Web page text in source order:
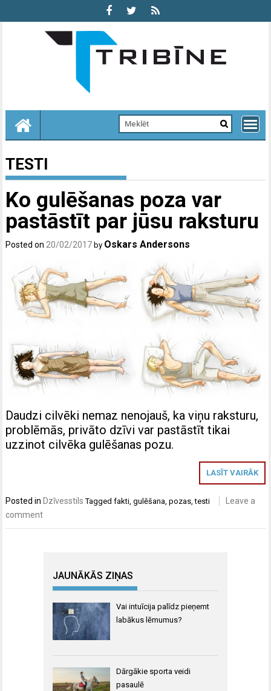
TESTI
Ko gulēšanas poza var
pastāstīt par jūsu raksturu
Posted on20/02/2017 by Oskars Andersons
Daudzi cilvēki nemaz nenojauš, ka viņu raksturu,
problēmās, privāto dzīvi var pastāstīt tikai
uzzinot cilvēka gulēšanas pozu.
LASĪT VAIRĀK
Posted in Dzīvesstils Taggedfakti ,gulēšana ,pozas ,testi
Leave a
comment
JAUNĀKĀS ZIŅAS
Vai intuīcija palīdz pieņemt
labākus lēmumus?
Dārgākie sporta veidi
pasaulē